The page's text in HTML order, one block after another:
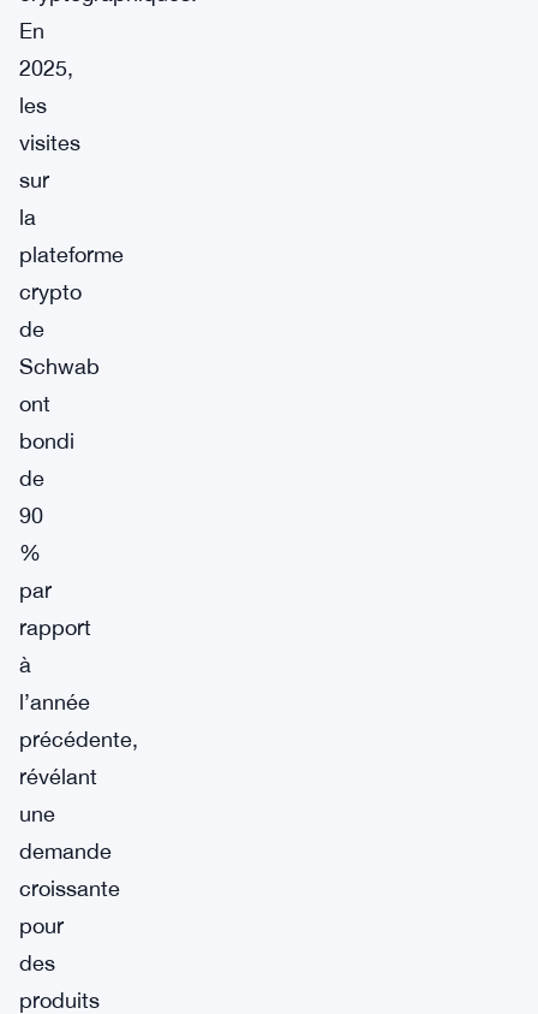
En
2025,
les
visites
sur
la
plateforme
crypto
de
Schwab
ont
bondi
de
90
%
par
rapport
à
l’année
précédente,
révélant
une
demande
croissante
pour
des
produits